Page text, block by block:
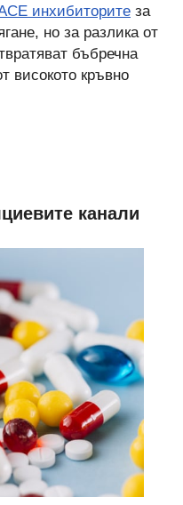
инхибиторите за
но за разлика от
бъбречна
високото кръвно
канали